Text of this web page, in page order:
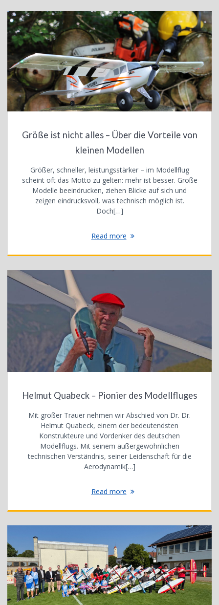
Größe ist nicht alles – Über die Vorteile von
kleinen Modellen
Größer, schneller, leistungsstärker – im Modellflug
scheint oft das Motto zu gelten: mehr ist besser. Große
Modelle beeindrucken, ziehen Blicke auf sich und
zeigen eindrucksvoll, was technisch möglich ist.
Doch[…]
Read more
Helmut Quabeck – Pionier des Modellfluges
Mit großer Trauer nehmen wir Abschied von Dr. Dr.
Helmut Quabeck, einem der bedeutendsten
Konstrukteure und Vordenker des deutschen
Modellflugs. Mit seinem außergewöhnlichen
technischen Verständnis, seiner Leidenschaft für die
Aerodynamik[…]
Read more